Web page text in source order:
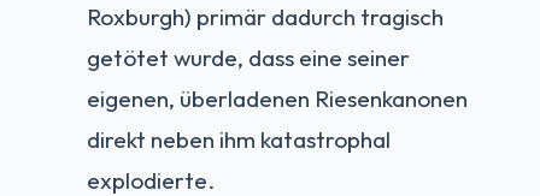
Roxburgh) primär dadurch tragisch
getötet wurde, dass eine seiner
eigenen, überladenen Riesenkanonen
direkt neben ihm katastrophal
explodierte.